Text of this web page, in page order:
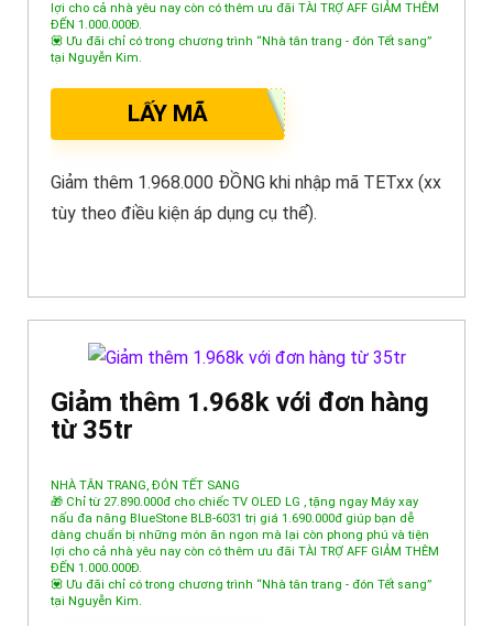
lợi cho cả nhà yêu nay còn có thêm ưu đãi TÀI TRỢ AFF GIẢM THÊM
ĐẾN 1.000.000Đ.
💟 Ưu đãi chỉ có trong chương trình “Nhà tân trang - đón Tết sang”
tại Nguyễn Kim.
LẤY MÃ
Giảm thêm 1.968.000 ĐỒNG khi nhập mã TETxx (xx
tùy theo điều kiện áp dụng cụ thể).
Giảm thêm 1.968k với đơn hàng
từ 35tr
NHÀ TÂN TRANG, ĐÓN TẾT SANG
🎁 Chỉ từ 27.890.000đ cho chiếc TV OLED LG , tặng ngay Máy xay
nấu đa năng BlueStone BLB-6031 trị giá 1.690.000đ giúp bạn dễ
dàng chuẩn bị những món ăn ngon mà lại còn phong phú và tiện
lợi cho cả nhà yêu nay còn có thêm ưu đãi TÀI TRỢ AFF GIẢM THÊM
ĐẾN 1.000.000Đ.
💟 Ưu đãi chỉ có trong chương trình “Nhà tân trang - đón Tết sang”
tại Nguyễn Kim.